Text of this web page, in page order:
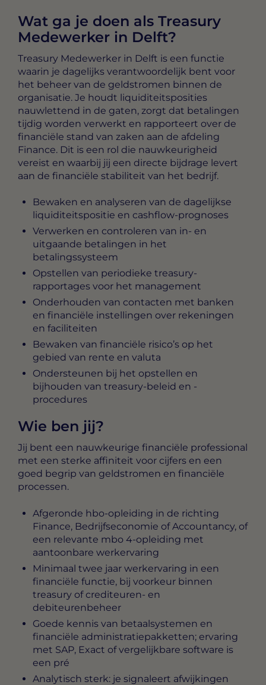
Wat ga je doen als Treasury
Medewerker in Delft?
Treasury Medewerker in Delft is een functie
waarin je dagelijks verantwoordelijk bent voor
het beheer van de geldstromen binnen de
organisatie. Je houdt liquiditeitsposities
nauwlettend in de gaten, zorgt dat betalingen
tijdig worden verwerkt en rapporteert over de
financiële stand van zaken aan de afdeling
Finance. Dit is een rol die nauwkeurigheid
vereist en waarbij jij een directe bijdrage levert
aan de financiële stabiliteit van het bedrijf.
Bewaken en analyseren van de dagelijkse
liquiditeitspositie en cashflow-prognoses
Verwerken en controleren van in- en
uitgaande betalingen in het
betalingssysteem
Opstellen van periodieke treasury-
rapportages voor het management
Onderhouden van contacten met banken
en financiële instellingen over rekeningen
en faciliteiten
Bewaken van financiële risico’s op het
gebied van rente en valuta
Ondersteunen bij het opstellen en
bijhouden van treasury-beleid en -
procedures
Wie ben jij?
Jij bent een nauwkeurige financiële professional
met een sterke affiniteit voor cijfers en een
goed begrip van geldstromen en financiële
processen.
Afgeronde hbo-opleiding in de richting
Finance, Bedrijfseconomie of Accountancy, of
een relevante mbo 4-opleiding met
aantoonbare werkervaring
Minimaal twee jaar werkervaring in een
financiële functie, bij voorkeur binnen
treasury of crediteuren- en
debiteurenbeheer
Goede kennis van betaalsystemen en
financiële administratiepakketten; ervaring
met SAP, Exact of vergelijkbare software is
een pré
Analytisch sterk: je signaleert afwijkingen